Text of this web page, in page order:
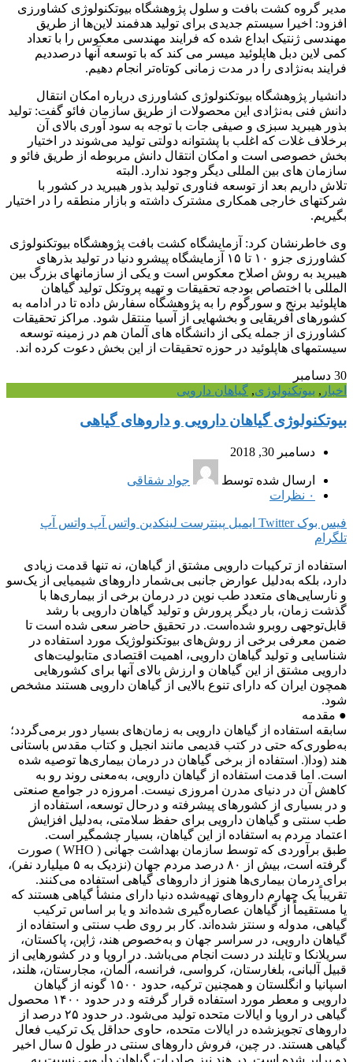
مدیر گروه کشت بافت و سلول پژوهشگاه بیوتکنولوژی کشاورزی
افزود: اخیرا سیستم جدیدی برای تولید هدفمند لاین‌ها از طریق
مهندسی ژنتیک ابداع شده که فرایند مهندسی معکوس را با تعداد
کمی لاین دبل هاپلوئید میسر می کند که با توسعه آنها درصددیم
فرایند به‌نژادی را در مدت زمانی کوتاه‌تر انجام دهیم.
دانشیار پژوهشگاه بیوتکنولوژی کشاورزی درباره امکان انتقال
دانش فنی به‌نژادی این محصولات از طریق سازمان فائو گفت: تولید
بذور هیبرید سبزی و صیفی جات با توجه به سود آوری بالای آن
برخلاف غلات که اغلب با پشتوانه دولتی تولید می‌شوند در اختیار
بخش خصوصی است و امکان انتقال دانش مربوطه از طریق فائو و
سازمان های بین المللی دیگر وجود ندارد. البته
تلاش داریم بعد از توسعه فناوری تولید بذور هیبرید در کشور با
شرکتهای خارجی همکاری مشترک داشته و بازار منطقه را در اختیار
بگیریم.
وی خاطرنشان کرد: آزمایشگاه کشت بافت پژوهشگاه بیوتکنولوژی
کشاورزی جزو ۱۰ تا ۱۵ آزمایشگاه پیشرو دنیا در تولید بذرهای
هیبرید به روش اصلاح معکوس است و یکی از سازمانهای بزرگ بین
المللی با اختصاص بودجه تحقیقات و تهیه پروتکل تولید گیاهان
هاپلوئید برنج و سورگوم را به پژوهشگاه سفارش داده تا در ادامه به
کشورهای آفریقایی و بخشهایی از آسیا منتقل شود. مراکز تحقیقات
کشاورزی از جمله یکی از دانشگاه های آلمان هم در زمینه توسعه
سیستمهای هاپلوئید در حوزه تحقیقات از این بخش دعوت کرده اند.
30 دسامبر
اخبار , بیوتکنولوژی, گیاهان دارویی
بیوتکنولوژی گیاهان دارویی و داروهای گیاهی
دسامبر 30, 2018
ارسال شده توسط
جواد شقاقی
۰ نظرات
فیس بوک Twitter ایمیل پینترست لینکدین واتس آپ واتس آپ
تلگرام
استفاده از ترکیبات دارویی مشتق از گیاهان، نه تنها قدمت زیادی
دارد، بلکه به‌دلیل عوارض جانبی بی‌شمار داروهای شیمیایی از یک‌سو
و نارسایی‌های متعدد طب نوین در درمان برخی از بیماری‌ها با
گذشت زمان، بار دیگر پرورش و تولید گیاهان دارویی با رشد
قابل‌توجهی روبرو شده‌است. در تحقیق حاضر سعی شده است تا
ضمن معرفی برخی از روش‌های بیوتکنولوژیک مورد استفاده در
شناسایی و تولید گیاهان دارویی، اهمیت اقتصادی متابولیت‌های
دارویی مشتق از این گیاهان و ارزش بالای آنها برای کشورهایی
همچون ایران که دارای تنوع بالایی از گیاهان دارویی هستند مشخص
شود.
● مقدمه
سابقه استفاده از گیاهان دارویی به زمان‌های بسیار دور برمی‌گردد؛
به‌طوری‌که حتی در کتب قدیمی مانند انجیل و کتاب مقدس باستانی
هند (ودا(. استفاده از برخی گیاهان در درمان بیماری‌ها توصیه شده
است. اما قدمت استفاده از گیاهان دارویی، به‌معنی روند رو به
کاهش آن در دنیای مدرن امروزی نیست. امروزه در جوامع صنعتی
و در بسیاری از کشورهای پیشرفته و درحال توسعه، استفاده از
طب سنتی و گیاهان دارویی برای حفظ سلامتی، به‌دلیل افزایش
اعتماد مردم به استفاده از این گیاهان، بسیار چشمگیر است.
طبق برآوردی که توسط سازمان بهداشت جهانی ( WHO ) صورت
گرفته است، بیش از ۸۰ درصد مردم جهان (نزدیک به ۵ میلیارد نفر)‌،
برای درمان بیماری‌ها هنوز از داروهای گیاهی استفاده می‌کنند.
تقریباً یک چهارم داروهای تهیه‌شده‌ دنیا دارای منشأ گیاهی هستند که
یا مستقیماً از گیاهان عصاره‌گیری شده‌اند و یا بر اساس ترکیب
گیاهی،‌ مدوله و سنتز شده‌اند. کار بر روی طب سنتی و استفاده از
گیاهان دارویی، در سراسر جهان و به‌خصوص هند، ژاپن، پاکستان،
سریلانکا و تایلند در دست انجام می‌باشد. در اروپا و در کشورهایی از
قبیل آلبانی، بلغارستان، کرواسی، فرانسه، آلمان، مجارستان، هلند،
اسپانیا و انگلستان و همچنین ترکیه، حدود ۱۵۰۰ گونه از گیاهان
دارویی و معطر مورد استفاده قرار گرفته و در حدود ۱۴۰۰ محصول
گیاهی در اروپا و ایالات متحده تولید می‌شود. در حدود ۲۵ درصد از
داروهای تجویزشده در ایالات متحده، حاوی حداقل یک ترکیب فعال
گیاهی هستند. در چین، فروش داروهای سنتی در طول ۵ سال اخیر